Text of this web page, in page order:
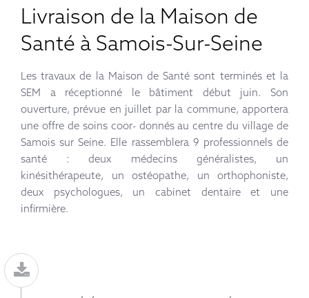
Livraison de la Maison de
Santé à Samois-Sur-Seine
Les travaux de la Maison de Santé sont terminés et la
SEM a réceptionné le bâtiment début juin. Son
ouverture, prévue en juillet par la commune, apportera
une offre de soins coor- donnés au centre du village de
Samois sur Seine. Elle rassemblera 9 professionnels de
santé : deux médecins généralistes, un
kinésithérapeute, un ostéopathe, un orthophoniste,
deux psychologues, un cabinet dentaire et une
infirmière.